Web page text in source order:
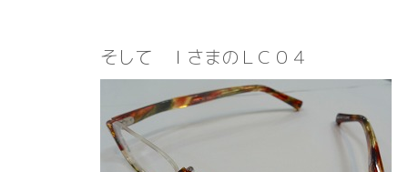
そして ＩさまのＬＣ０４